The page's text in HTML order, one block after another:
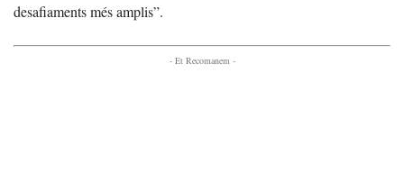
desafiaments més amplis”.
- Et Recomanem -